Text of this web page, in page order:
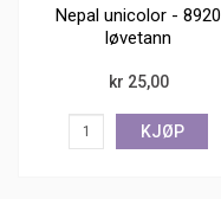
Nepal unicolor - 8920
løvetann
kr 25,00
KJØP